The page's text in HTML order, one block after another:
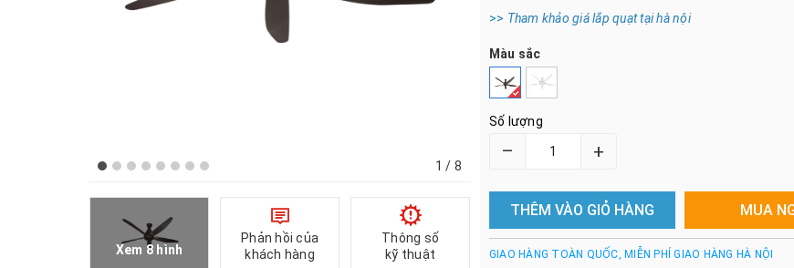
1 / 8
Xem 8 hình
Phản hồi của
khách hàng
Thông số
kỹ thuật
>> Tham khảo giá lắp quạt tại hà nội
Màu sắc
Số lượng
– +
THÊM VÀO GIỎ HÀNG MUA
GIAO HÀNG TOÀN QUỐC, MIỄN PHÍ GIAO HÀNG HÀ NỘI